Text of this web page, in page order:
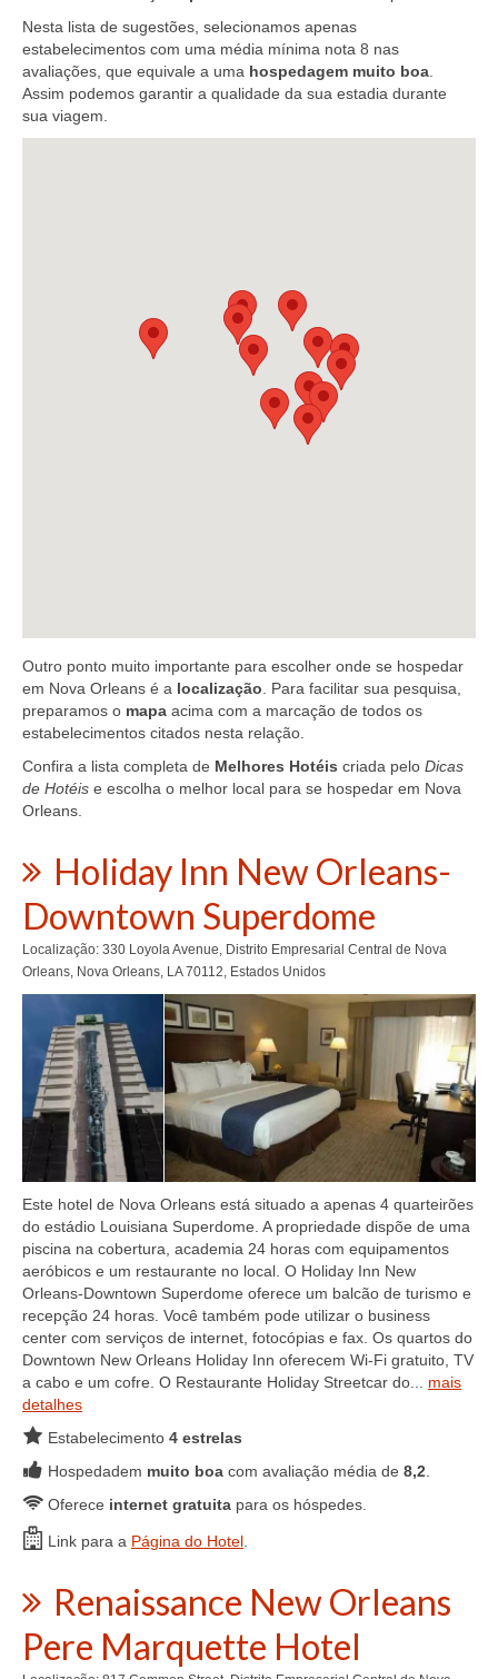
Nesta lista de sugestões, selecionamos apenas
estabelecimentos com uma média mínima nota 8 nas
avaliações, que equivale a uma hospedagem muito boa.
Assim podemos garantir a qualidade da sua estadia durante
sua viagem.
Outro ponto muito importante para escolher onde se hospedar
em Nova Orleans é a localização. Para facilitar sua pesquisa,
preparamos o mapa acima com a marcação de todos os
estabelecimentos citados nesta relação.
Confira a lista completa de Melhores Hotéis criada pelo Dicas
de Hotéis e escolha o melhor local para se hospedar em Nova
Orleans.
Holiday Inn New Orleans-
Downtown Superdome
Localização: 330 Loyola Avenue, Distrito Empresarial Central de Nova
Orleans, Nova Orleans, LA 70112, Estados Unidos
Este hotel de Nova Orleans está situado a apenas 4 quarteirões
do estádio Louisiana Superdome. A propriedade dispõe de uma
piscina na cobertura, academia 24 horas com equipamentos
aeróbicos e um restaurante no local. O Holiday Inn New
Orleans-Downtown Superdome oferece um balcão de turismo e
recepção 24 horas. Você também pode utilizar o business
center com serviços de internet, fotocópias e fax. Os quartos do
Downtown New Orleans Holiday Inn oferecem Wi-Fi gratuito, TV
a cabo e um cofre. O Restaurante Holiday Streetcar do... mais
detalhes
Estabelecimento 4 estrelas
Hospedadem muito boa com avaliação média de 8,2
Oferece internet gratuita para os hóspedes.
Link para a Página do Hotel
Renaissance New Orleans
Pere Marquette Hotel